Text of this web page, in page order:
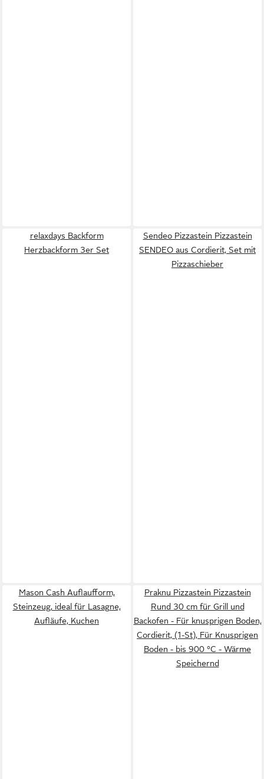
relaxdays Backform
Herzbackform 3er Set
Sendeo Pizzastein Pizzastein
SENDEO aus Cordierit, Set mit
Pizzaschieber
Mason Cash Auflaufform,
Steinzeug, ideal für Lasagne,
Aufläufe, Kuchen
Praknu Pizzastein Pizzastein
Rund 30 cm für Grill und
Backofen - Für knusprigen Boden,
Cordierit, (1-St), Für Knusprigen
Boden - bis 900 °C - Wärme
Speichernd